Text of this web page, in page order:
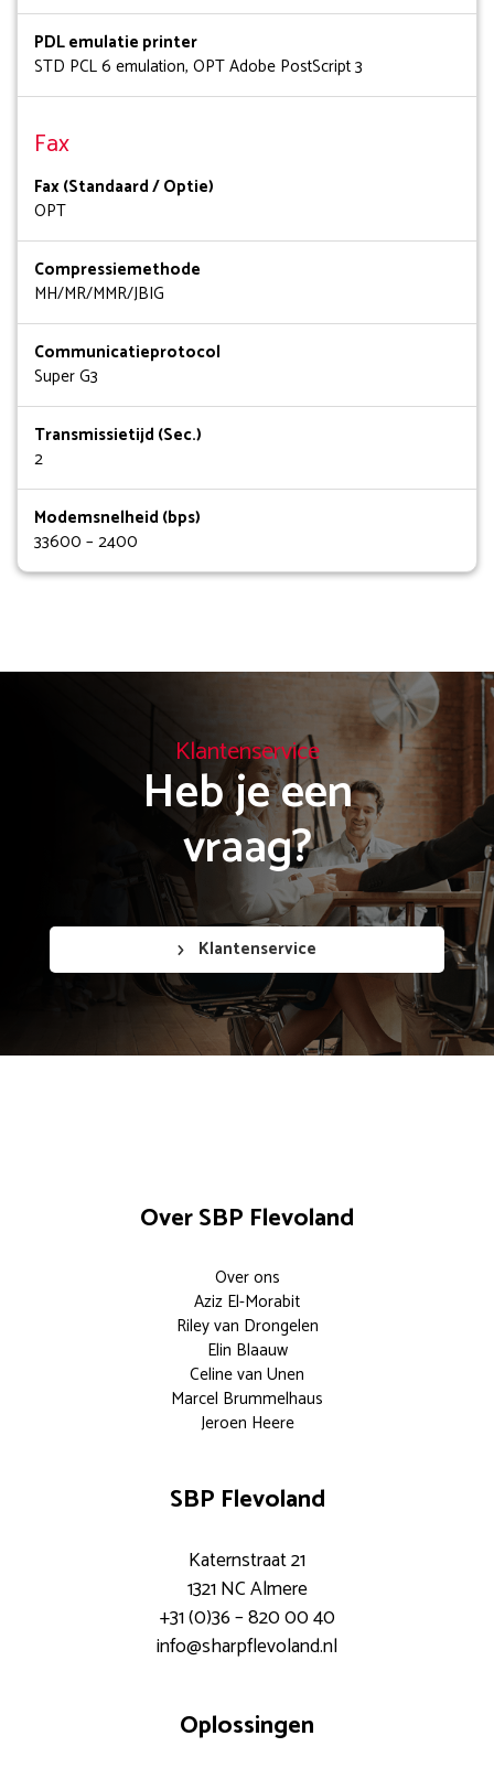
PDL emulatie printer
STD PCL 6 emulation, OPT Adobe PostScript 3
Fax
Fax (Standaard / Optie)
OPT
Compressiemethode
MH/MR/MMR/JBIG
Communicatieprotocol
Super G3
Transmissietijd (Sec.)
2
Modemsnelheid (bps)
33600 – 2400
Klantenservice
Heb je een
vraag?
Klantenservice
Over SBP Flevoland
Over ons
Aziz El-Morabit
Riley van Drongelen
Elin Blaauw
Celine van Unen
Marcel Brummelhaus
Jeroen Heere
SBP Flevoland
Katernstraat 21
1321 NC Almere
+31 (0)36 – 820 00 40
info@sharpflevoland.nl
Oplossingen